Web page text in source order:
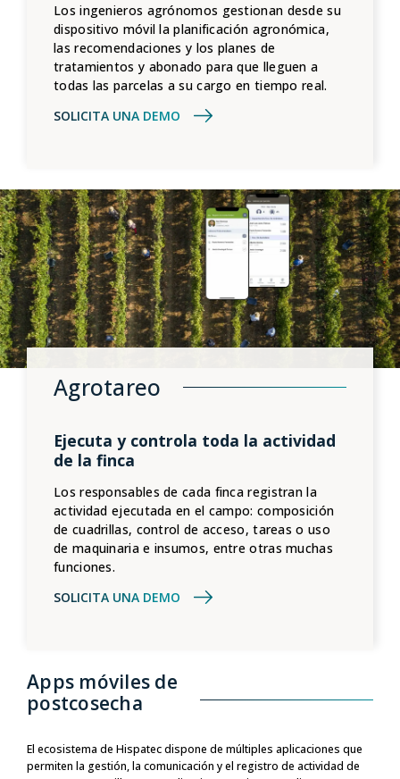
Los ingenieros agrónomos gestionan desde su
dispositivo móvil la planificación agronómica,
las recomendaciones y los planes de
tratamientos y abonado para que lleguen a
todas las parcelas a su cargo en tiempo real.
SOLICITA UNA DEMO
Agrotareo
Ejecuta y controla toda la actividad
de la finca
Los responsables de cada finca registran la
actividad ejecutada en el campo: composición
de cuadrillas, control de acceso, tareas o uso
de maquinaria e insumos, entre otras muchas
funciones.
SOLICITA UNA DEMO
Apps móviles de
postcosecha
El ecosistema de Hispatec dispone de múltiples aplicaciones que
permiten la gestión, la comunicación y el registro de actividad de